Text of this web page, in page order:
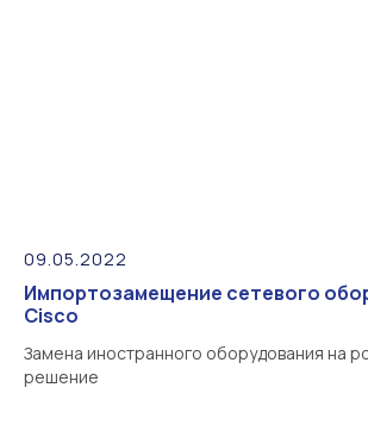
09.05.2022
Импортозамещение сетевого
Cisco
Замена иностранного оборудования на
решение